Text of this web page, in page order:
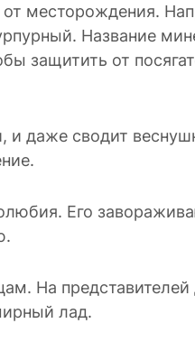
месторождения.
Название
защитить от
и даже сводит
Его
На представителей
лад.